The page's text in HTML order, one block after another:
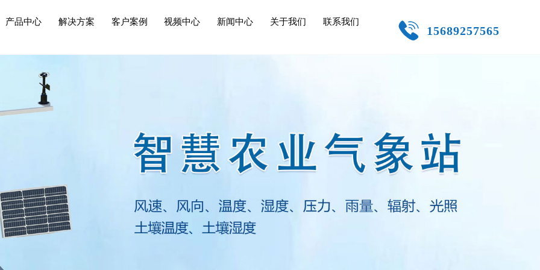
15689257565
产品中心 解决方案 客户案例 视频中心 新闻中心 关于我们 联系我们